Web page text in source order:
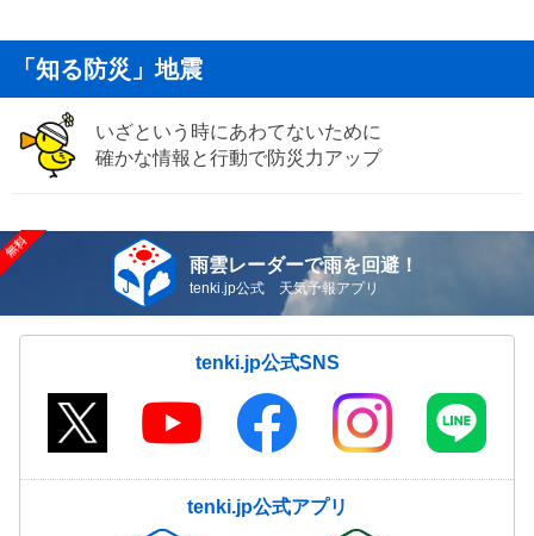
「知る防災」地震
いざという時にあわてないために
確かな情報と行動で防災力アップ
雨雲レーダーで雨を回避！
tenki.jp公式 天気予報アプリ
tenki.jp公式SNS
tenki.jp公式アプリ